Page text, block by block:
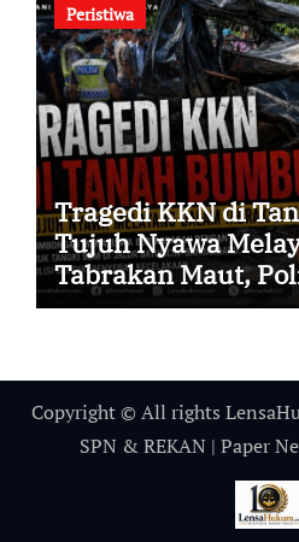
Peristiwa
Tragedi KKN di
Tujuh Nyawa
Tabrakan Maut,
Seluruh Faktor
Copyright © All rights
SPN & REKAN | Paper